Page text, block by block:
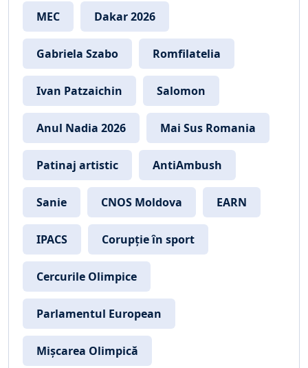
MEC Dakar 2026
Gabriela Szabo Romfilatelia
Ivan Patzaichin Salomon
Anul Nadia 2026 Mai Sus Romania
Patinaj artistic AntiAmbush
Sanie CNOS Moldova EARN
IPACS Corupție în sport
Cercurile Olimpice
Parlamentul European
Mișcarea Olimpică